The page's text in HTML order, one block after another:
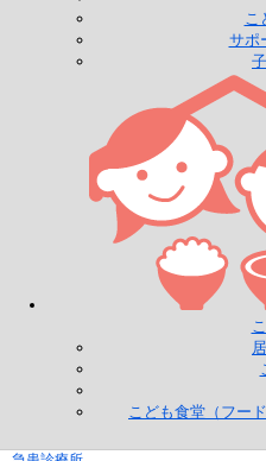
こ
サポ
こども食堂（フー